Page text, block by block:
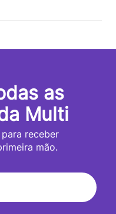
as
Multi
para receber
mão.